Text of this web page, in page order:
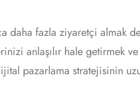
daha fazla ziyaretçi almak
anlaşılır hale getirmek
pazarlama stratejisinin